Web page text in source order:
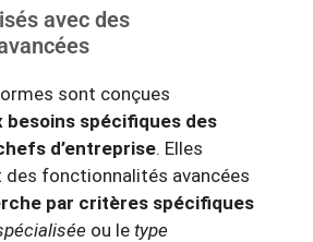
avec des
sont conçues
besoins spécifiques des
d’entreprise. Elles
fonctionnalités avancées
par critères spécifiques
ou le type